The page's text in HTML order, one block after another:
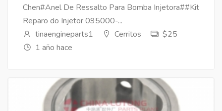
Chen#Anel De Ressalto Para Bomba Injetora##Kit
Reparo do Injetor 095000-...
tinaengineparts1
Cerritos
$25
1 año hace